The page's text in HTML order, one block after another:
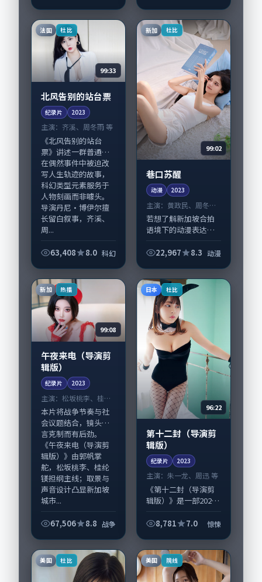
头。导演奉俊昊擅长
留白叙事，宋佳、谭
卓...
法国 杜比
99:33
北风告别的站台票
纪录片 2023
主演： 齐溪、周冬雨 等
《北风告别的站台
票》讲述一群普通人
在偶然事件中被迫改
写人生轨迹的故事，
科幻类型元素服务于
人物刻画而非噱头。
导演丹尼·博伊尔擅
长留白叙事，齐溪、
周...
63,408 8.0 科幻
新加 杜比
99:02
巷口苏醒
动漫 2023
主演： 黄政民、周冬雨
等
若想了解新加坡合拍
语境下的动漫表达，
注：剧情侧重人物动
与配角群戏并重。影
片2023年面世后在...
22,967 8.3 动漫
新加 热播
99:08
午夜来电（导演剪
辑版）
纪录片 2023
主演： 松坂桃李、桂纶
镁 等
本片将战争节奏与社
会议题结合，镜头语
言克制而有后劲。
《午夜来电（导演剪
辑版）》由郭帆掌
舵，松坂桃李、桂纶
镁担纲主线；取景与
声音设计凸显新加坡
城市...
67,506 8.8 战争
日本 杜比
96:22
第十二封（导演剪
辑版）
纪录片 2023
主演：朱一龙、周迅 等
《第十二封（导演剪
辑版）》是一部2023
纪录片，由黑泽清执
参与重要戏份。故事
围绕当代都市中...
8,781 7.0 惊悚
美国 杜比 美国 院线